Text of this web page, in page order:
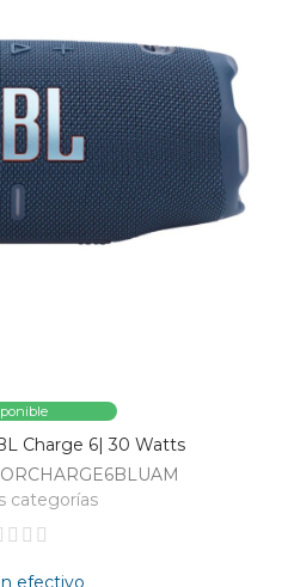
Charge 6| 30 Watts
categorías
efectivo